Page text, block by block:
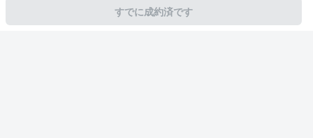
すでに成約済です